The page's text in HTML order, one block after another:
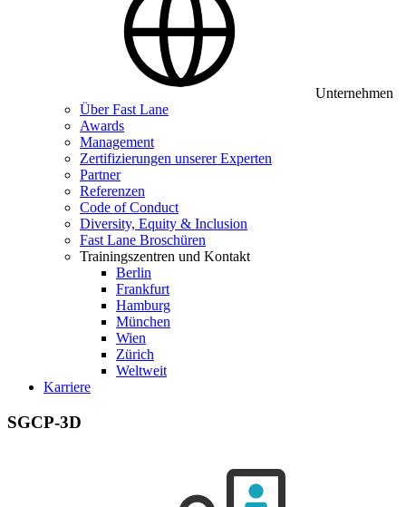
Unternehmen
Über Fast Lane
Awards
Management
Zertifizierungen unserer Experten
Partner
Referenzen
Code of Conduct
Diversity, Equity & Inclusion
Fast Lane Broschüren
Trainingszentren und Kontakt
Berlin
Frankfurt
Hamburg
München
Wien
Zürich
Weltweit
Karriere
SGCP-3D